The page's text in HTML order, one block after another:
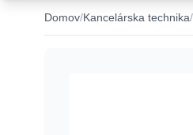
Domov Kancelárska technika